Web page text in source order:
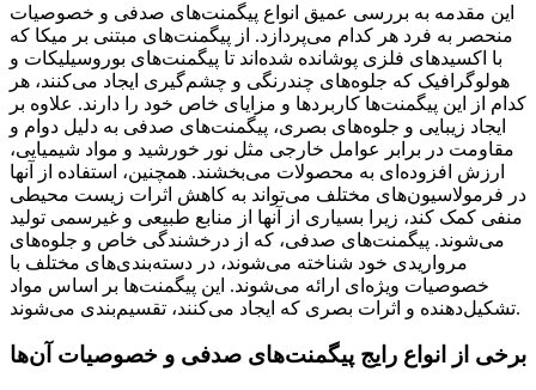
این مقدمه به بررسی عمیق انواع پیگمنت‌های صدفی و خصوصیات
منحصر به فرد هر کدام می‌پردازد. از پیگمنت‌های مبتنی بر میکا که
با اکسیدهای فلزی پوشانده شده‌اند تا پیگمنت‌های بوروسیلیکات و
هولوگرافیک که جلوه‌های چندرنگی و چشم‌گیری ایجاد می‌کنند، هر
کدام از این پیگمنت‌ها کاربردها و مزایای خاص خود را دارند. علاوه بر
ایجاد زیبایی و جلوه‌های بصری، پیگمنت‌های صدفی به دلیل دوام و
مقاومت در برابر عوامل خارجی مثل نور خورشید و مواد شیمیایی،
ارزش افزوده‌ای به محصولات می‌بخشند. همچنین، استفاده از آنها
در فرمولاسیون‌های مختلف می‌تواند به کاهش اثرات زیست محیطی
منفی کمک کند، زیرا بسیاری از آنها از منابع طبیعی و غیرسمی تولید
می‌شوند. پیگمنت‌های صدفی، که از درخشندگی خاص و جلوه‌های
مرواریدی خود شناخته می‌شوند، در دسته‌بندی‌های مختلف با
خصوصیات ویژه‌ای ارائه می‌شوند. این پیگمنت‌ها بر اساس مواد
تشکیل‌دهنده و اثرات بصری که ایجاد می‌کنند، تقسیم‌بندی می‌شوند.
برخی از انواع رایج پیگمنت‌های صدفی و خصوصیات آن‌ها